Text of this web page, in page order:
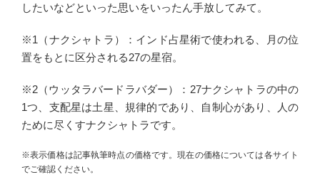
したいなどといった思いをいったん手放してみて。
※1（ナクシャトラ）：インド占星術で使われる、月の位
置をもとに区分される27の星宿。
※2（ウッタラバードラバダー）：27ナクシャトラの中の
1つ、支配星は土星、規律的であり、自制心があり、人の
ために尽くすナクシャトラです。
※表示価格は記事執筆時点の価格です。現在の価格については各サイト
でご確認ください。